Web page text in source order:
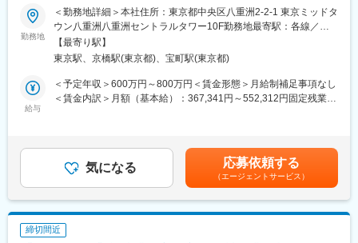
■業務内容：
仮想通貨取引所を主軸とする当社のQAエンジニアのリーダーとし
て、ご経験に応じて下記業務をお任せします。
・テスト計画の立案
・テスト設計
・テスト実行
・テスト進捗管理・レポート
仮想通貨交換業者として金融庁から正式に認定されています。
2017年7月には総額8.5億円の資金調達も実施し、急速に成長、拡
大しています。金融機関や関連企業に向けて教育、研修を行って
■開発環境：
勤務地
＜勤務地詳細＞本社住所：東京都中央区八重洲2-2-1 東京ミッドタ
ウン八重洲八重洲セントラルタワー10F勤務地最寄駅：各線／五
反田駅受動喫煙対策：屋内全面禁煙変更の範囲：会社の定める事
業所（リモートワーク含む）
【最寄り駅】
東京駅、京橋駅(東京都)、宝町駅(東京都)
給与
＜予定年収＞600万円～800万円＜賃金形態＞月給制補足事項なし
＜賃金内訳＞月額（基本給）：367,341円～552,312円固定残業手
給与補足＞※給与詳細は、経験等を考慮し決定します。賃金はあく
までも目安の金額であり、選考を通じて上下する可能性がありま
す。月給(月額)は固定手当を含めた表記です。
気になる 応募依頼する
（エージェントサービス）
締切間近